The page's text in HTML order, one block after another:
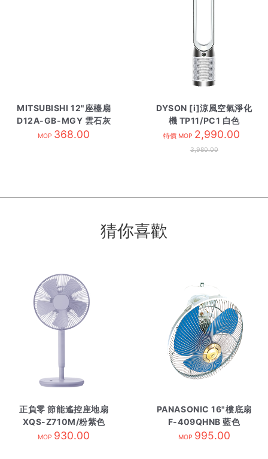
MITSUBISHI 12"座檯扇
D12A-GB-MGY 雲石灰
MOP 368.00
DYSON [i]涼風空氣淨化
機 TP11/PC1 白色
特價 MOP 2,990.00
3,980.00
猜你喜歡
正負零 節能遙控座地扇
XQS-Z710M/粉紫色
MOP 930.00
PANASONIC 16"樓底扇
F-409QHNB 藍色
MOP 995.00